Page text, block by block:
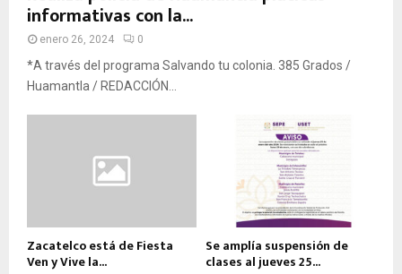
informativas con la...
enero 26, 2024 0
*A través del programa Salvando tu colonia. 385 Grados /
Huamantla / REDACCIÓN...
Zacatelco está de Fiesta
Ven y Vive la...
Se amplía suspensión de
clases al jueves 25...